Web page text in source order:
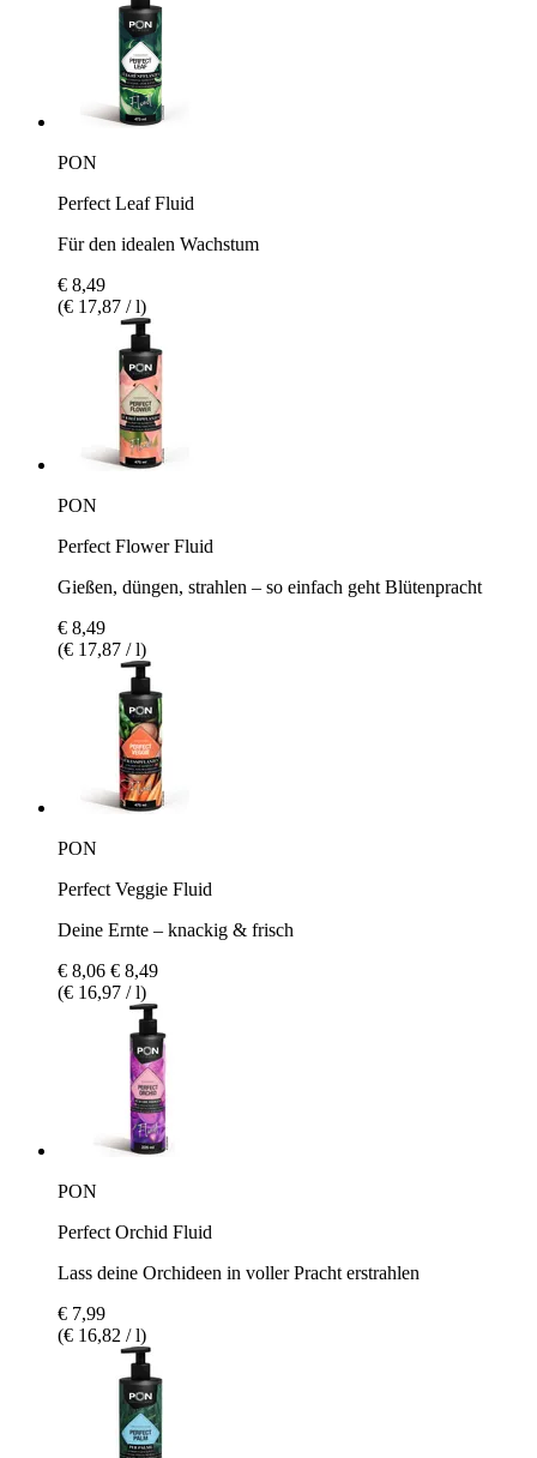
PON
Perfect Leaf Fluid
Für den idealen Wachstum
€ 8,49
(€ 17,87 / l)
PON
Perfect Flower Fluid
Gießen, düngen, strahlen – so einfach geht Blütenpracht
€ 8,49
(€ 17,87 / l)
PON
Perfect Veggie Fluid
Deine Ernte – knackig & frisch
€ 8,06 € 8,49
(€ 16,97 / l)
PON
Perfect Orchid Fluid
Lass deine Orchideen in voller Pracht erstrahlen
€ 7,99
(€ 16,82 / l)